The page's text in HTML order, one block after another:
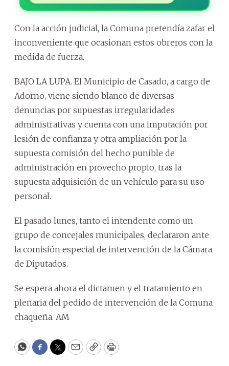
Con la acción judicial, la Comuna pretendía zafar el
inconveniente que ocasionan estos obreros con la
medida de fuerza.
BAJO LA LUPA. El Municipio de Casado, a cargo de
Adorno, viene siendo blanco de diversas
denuncias por supuestas irregularidades
administrativas y cuenta con una imputación por
lesión de confianza y otra ampliación por la
supuesta comisión del hecho punible de
administración en provecho propio, tras la
supuesta adquisición de un vehículo para su uso
personal.
El pasado lunes, tanto el intendente como un
grupo de concejales municipales, declararon ante
la comisión especial de intervención de la Cámara
de Diputados.
Se espera ahora el dictamen y el tratamiento en
plenaria del pedido de intervención de la Comuna
chaqueña. AM
WhatsApp
Facebook
Twitter
EmailCopyPrint